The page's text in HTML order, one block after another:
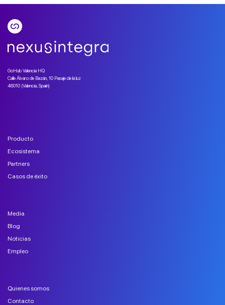
GoHub Valencia HQ
Calle Álvaro de Bazán, 10 Pasaje de la luz
46010 (Valencia, Spain)
Producto
Ecosistema
Partners
Casos de éxito
Media
Blog
Noticias
Empleo
Quienes somos
Contacto